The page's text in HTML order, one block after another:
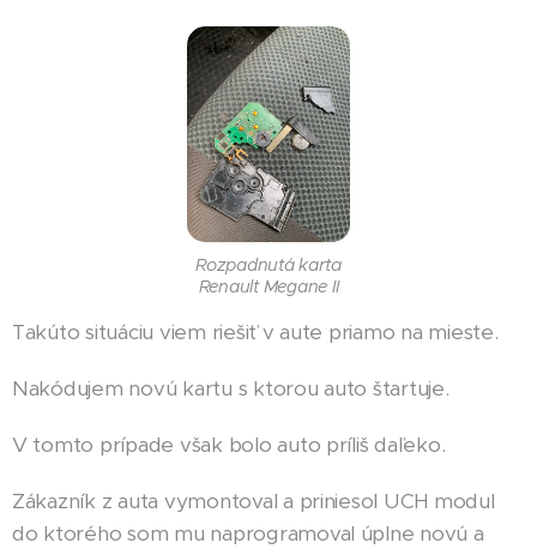
Rozpadnutá karta
Renault Megane II
Takúto situáciu viem riešiť v aute priamo na mieste.
Nakódujem novú kartu s ktorou auto štartuje.
V tomto prípade však bolo auto príliš daľeko.
Zákazník z auta vymontoval a priniesol UCH modul
do ktorého som mu naprogramoval úplne novú a